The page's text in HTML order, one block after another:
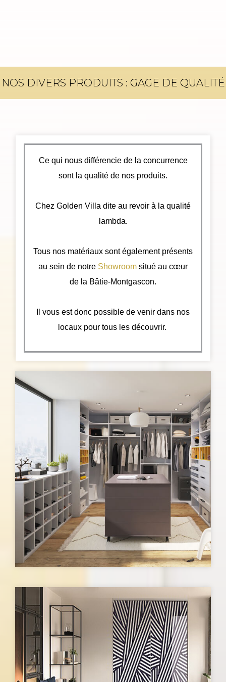
NOS DIVERS PRODUITS : GAGE DE QUALITÉ
Ce qui nous différencie de la concurrence
sont la qualité de nos produits.
Chez Golden Villa dite au revoir à la qualité
lambda.
Tous nos matériaux sont également présents
au sein de notre Showroom situé au cœur
de la Bâtie-Montgascon.
Il vous est donc possible de venir dans nos
locaux pour tous les découvrir.